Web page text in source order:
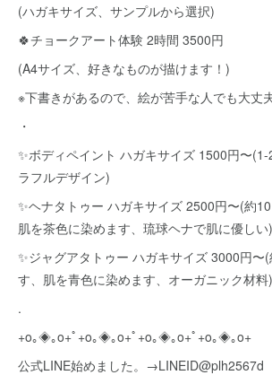
(ハガキサイズ、サンプルから選択)
🍀チョークアート体験 2時間 3500円
(A4サイズ、好きなものが描けます！)
※下書きがあるので、絵が苦手な人でも大丈
・
✨ボディペイント ハガキサイズ 1500円〜
ラフルデザイン)
✨ヘナタトゥー ハガキサイズ 2500円〜(約10
肌を茶色に染めます、琉球ヘナで肌に優しい)
✨ジャグアタトゥー ハガキサイズ 3000円〜
す、肌を青色に染めます、オーガニック材料)
.
+o｡◈｡o+ﾟ+o｡◈｡o+ﾟ+o｡◈｡o+ﾟ+o｡◈｡o+
公式LINE始めました。→LINEID@plh2567d